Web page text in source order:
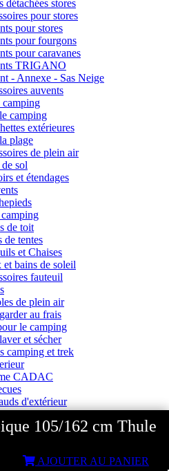
105/162 cm Thule
AJOUTER AU PANIER
détachées stores
pour stores
pour stores
pour fourgons
pour caravanes
TRIGANO
- Annexe - Sas Neige
auvents
camping
camping
extérieures
plage
de plein air
sol
et étendages
de toit
de tentes
et Chaises
et bains de soleil
fauteuil
de plein air
au frais
le camping
et sécher
camping et trek
CADAC
d'extérieur
encastrables